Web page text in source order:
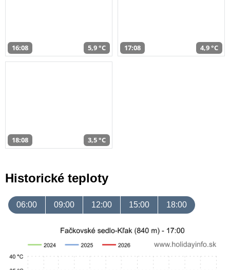
16:08 5,9 °C 17:08 4,9 °C
18:08 3,5 °C
Historické teploty
06:00 09:00 12:00 15:00 18:00